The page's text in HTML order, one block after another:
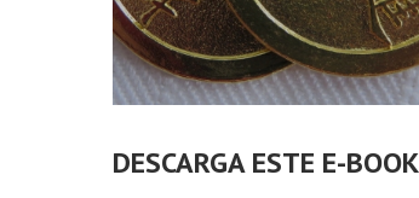
DESCARGA ESTE E-BOOK